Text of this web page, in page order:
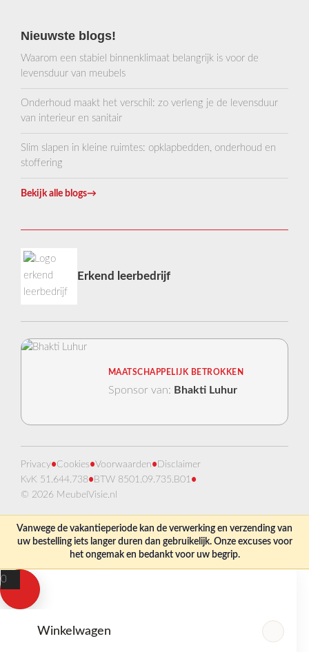
Nieuwste blogs!
Waarom een stabiel binnenklimaat belangrijk is voor de
levensduur van meubels
Onderhoud maakt het verschil: zo verleng je de levensduur
van interieur en sanitair
Slim slapen in kleine ruimtes: opklapbedden, onderhoud en
stoffering
Bekijk alle blogs→
Erkend leerbedrijf
MAATSCHAPPELIJK BETROKKEN
Sponsor van: Bhakti Luhur
Privacy•Cookies•Voorwaarden• Disclaimer
KvK 51.644.738• BTW 8501.09.735.B01•
© 2026 MeubelVisie.nl
Vanwege de vakantieperiode kan de verwerking en verzending van
uw bestelling iets langer duren dan gebruikelijk. Onze excuses voor
het ongemak en bedankt voor uw begrip.
0
Winkelwagen